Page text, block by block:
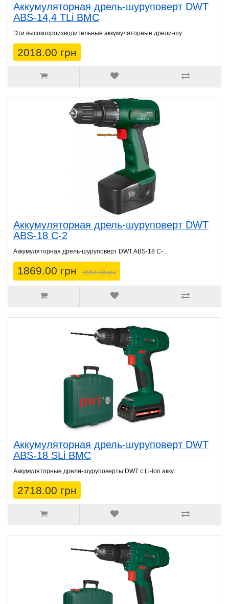
Аккумуляторная дрель-шуруповерт DWT
ABS-14,4 TLi BMC
Эти высокопроизводительные аккумуляторные дрели-шу..
2018.00 грн
Аккумуляторная дрель-шуруповерт DWT
ABS-18 C-2
Аккумуляторная дрель-шуруповерт DWT ABS-18 C-..
1869.00 грн 2562.00 грн
Аккумуляторная дрель-шуруповерт DWT
ABS-18 SLi BMC
Аккумуляторные дрели-шуруповерты DWT с Li-Ion акку..
2718.00 грн